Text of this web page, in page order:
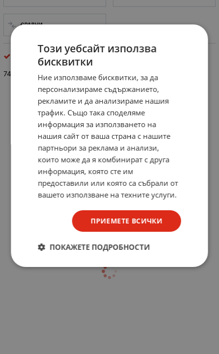
СРАВНИ
интегрални схеми
74 LS 83 A
Този уебсайт използва
бисквитки
Ние използваме бисквитки, за да
персонализираме съдържанието,
рекламите и да анализираме нашия
трафик. Също така споделяме
информация за използването на
нашия сайт от ваша страна с нашите
партньори за реклама и анализи,
които може да я комбинират с друга
информация, която сте им
предоставили или която са събрали от
вашето използване на техните услуги.
ПРИЕМЕТЕ ВСИЧКИ
ПОКАЖЕТЕ ПОДРОБНОСТИ